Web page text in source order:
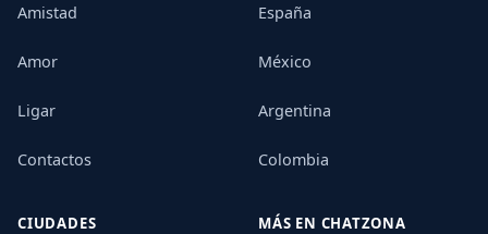
Amistad
Amor
Ligar
Contactos
España
México
Argentina
Colombia
CIUDADES MÁS EN CHATZONA